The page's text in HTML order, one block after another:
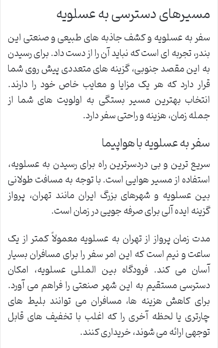
مسیرهای دسترسی به عسلویه
سفر به عسلویه و کشف جاذبه های طبیعی و صنعتی این
بندر، تجربه ای است که نباید آن را از دست داد. برای رسیدن
به این مقصد جنوبی، گزینه های متعددی پیش روی شما
قرار دارد که هر یک مزایا و معایب خاص خود را دارند.
انتخاب بهترین مسیر بستگی به اولویت های شما از
جمله زمان، هزینه و راحتی سفر دارد.
سفر به عسلویه با هواپیما
سریع ترین و بی دردسرترین راه برای رسیدن به عسلویه،
استفاده از مسیر هوایی است. با توجه به مسافت طولانی
بین عسلویه و شهرهای بزرگ ایران مانند تهران، پرواز
گزینه ایده آلی برای صرفه جویی در زمان است.
مدت زمان پرواز از تهران به عسلویه معمولاً کمتر از یک
ساعت و نیم است که این امر سفر را برای مسافران بسیار
آسان می کند. فرودگاه بین المللی عسلویه، امکان
دسترسی مستقیم به این شهر صنعتی را فراهم می آورد.
برای کاهش هزینه ها، مسافران می توانند بلیط های
چارتری یا لحظه آخری را که اغلب با تخفیف های قابل
توجهی ارائه می شوند، خریداری کنند.